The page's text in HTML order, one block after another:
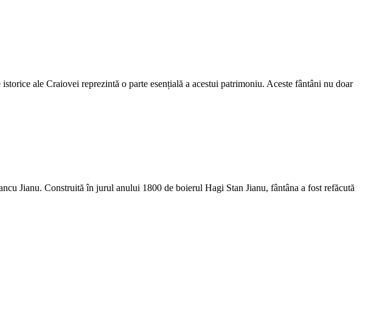
ale Craiovei reprezintă o parte esențială a acestui patrimoniu. Aceste fântâni nu doar
Jianu. Construită în jurul anului 1800 de boierul Hagi Stan Jianu, fântâna a fost refăcută